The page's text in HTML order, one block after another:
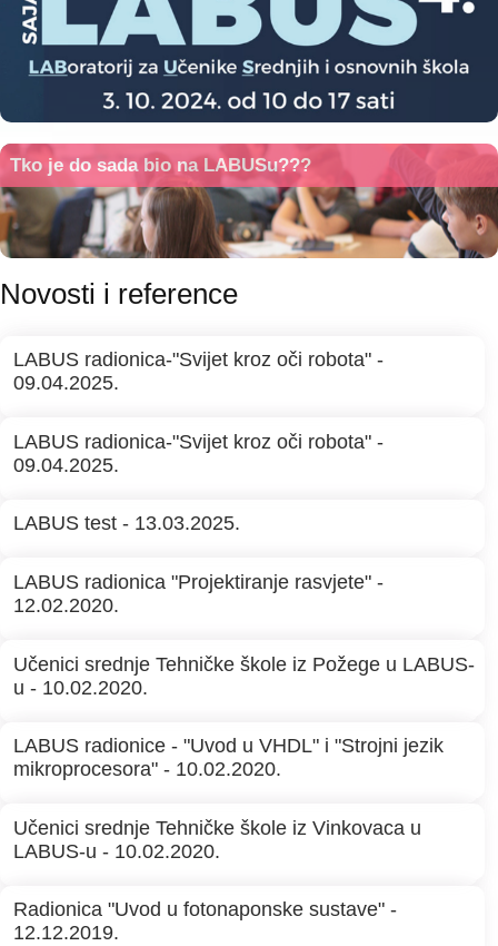
Tko je do sada bio na LABUSu???
Novosti i reference
LABUS radionica-"Svijet kroz oči robota" -
09.04.2025.
LABUS radionica-"Svijet kroz oči robota" -
09.04.2025.
LABUS test - 13.03.2025.
LABUS radionica "Projektiranje rasvjete" -
12.02.2020.
Učenici srednje Tehničke škole iz Požege u LABUS-
u - 10.02.2020.
LABUS radionice - "Uvod u VHDL" i "Strojni jezik
mikroprocesora" - 10.02.2020.
Učenici srednje Tehničke škole iz Vinkovaca u
LABUS-u - 10.02.2020.
Radionica "Uvod u fotonaponske sustave" -
12.12.2019.